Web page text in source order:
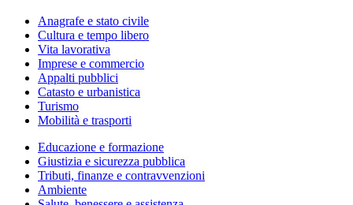
Anagrafe e stato civile
Cultura e tempo libero
Vita lavorativa
Imprese e commercio
Appalti pubblici
Catasto e urbanistica
Turismo
Mobilità e trasporti
Educazione e formazione
Giustizia e sicurezza pubblica
Tributi, finanze e contravvenzioni
Ambiente